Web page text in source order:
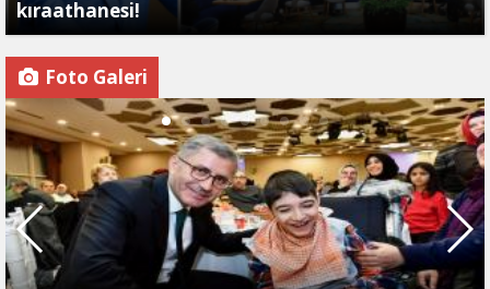
kıraathanesi!
Foto Galeri